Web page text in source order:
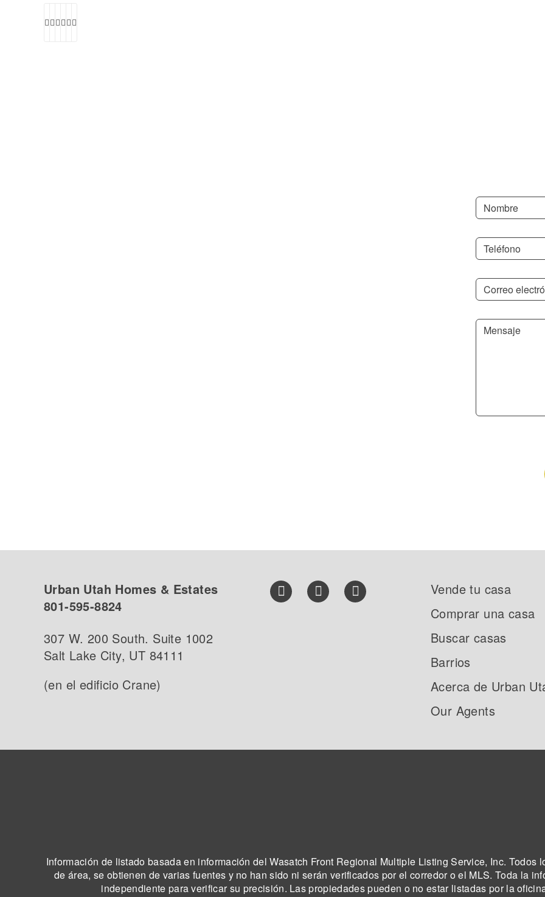
Nombre
Teléfono
Correo
electrónico *
Mensaje
Urban Utah Homes & Estates
801-595-8824
307 W. 200 South. Suite 1002
Salt Lake City, UT 84111
(en el edificio Crane)
Vende tu casa
Comprar una casa
Buscar casas
Barrios
Acerca de Urban
Our Agents
Información de listado basada en información del Wasatch Front Regional Multiple Listing Service, Inc.
de área, se obtienen de varias fuentes y no han sido ni serán verificados por el corredor o el MLS. Toda la
independiente para verificar su precisión. Las propiedades pueden o no estar listadas por la